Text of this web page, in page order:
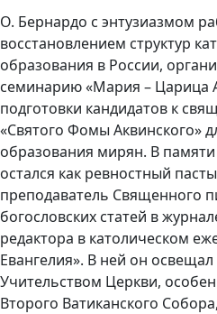
О. Бернардо с энтузиазмом
восстановлением структур
образования в России,
семинарию «Мария – Царица
подготовки кандидатов к
«Святого Фомы Аквинского»
образования мирян. В памяти
остался как ревностный
преподаватель Священного
богословских статей в
редактора в католическом
Евангелия». В ней он
Учительством Церкви,
Второго Ватиканского